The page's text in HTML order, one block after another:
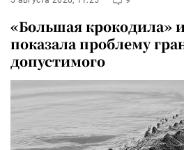
«Большая крокодила»
показала проблему
допустимого